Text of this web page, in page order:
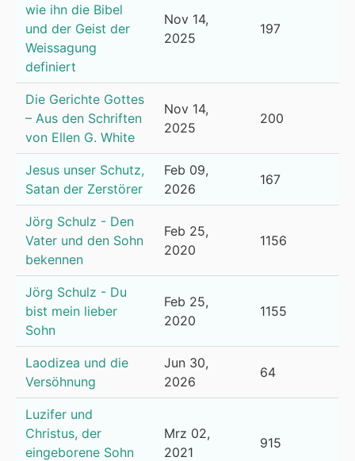
wie ihn die Bibel
und der Geist der
Weissagung
definiert
Nov 14,
2025
197
Die Gerichte Gottes
– Aus den Schriften
von Ellen G. White
Nov 14,
2025
200
Jesus unser Schutz,
Satan der Zerstörer
Feb 09,
2026
167
Jörg Schulz - Den
Vater und den Sohn
bekennen
Feb 25,
2020
1156
Jörg Schulz - Du
bist mein lieber
Sohn
Feb 25,
2020
1155
Laodizea und die
Versöhnung
Jun 30,
2026
64
Luzifer und
Christus, der
eingeborene Sohn
Mrz 02,
2021
915